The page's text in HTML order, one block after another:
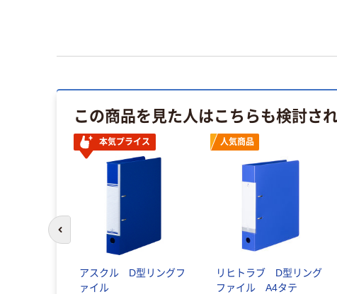
この商品を見た人はこちらも検討さ
本気プライス
アスクル D型リングフ
ァイル
人気商品
リヒトラブ D型リング
ファイル A4タテ
前のスライドへ